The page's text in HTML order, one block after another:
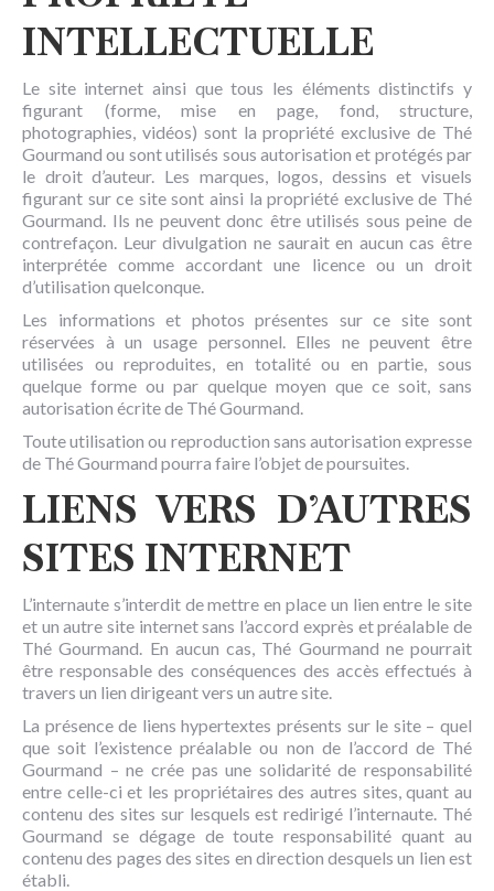
INTELLECTUELLE
Le site internet ainsi que tous les éléments distinctifs y
figurant (forme, mise en page, fond, structure,
photographies, vidéos) sont la propriété exclusive de Thé
Gourmand ou sont utilisés sous autorisation et protégés par
le droit d’auteur. Les marques, logos, dessins et visuels
figurant sur ce site sont ainsi la propriété exclusive de Thé
Gourmand. Ils ne peuvent donc être utilisés sous peine de
contrefaçon. Leur divulgation ne saurait en aucun cas être
interprétée comme accordant une licence ou un droit
d’utilisation quelconque.
Les informations et photos présentes sur ce site sont
réservées à un usage personnel. Elles ne peuvent être
utilisées ou reproduites, en totalité ou en partie, sous
quelque forme ou par quelque moyen que ce soit, sans
autorisation écrite de Thé Gourmand.
Toute utilisation ou reproduction sans autorisation expresse
de Thé Gourmand pourra faire l’objet de poursuites.
LIENS VERS D’AUTRES
SITES INTERNET
L’internaute s’interdit de mettre en place un lien entre le site
et un autre site internet sans l’accord exprès et préalable de
Thé Gourmand. En aucun cas, Thé Gourmand ne pourrait
être responsable des conséquences des accès effectués à
travers un lien dirigeant vers un autre site.
La présence de liens hypertextes présents sur le site – quel
que soit l’existence préalable ou non de l’accord de Thé
Gourmand – ne crée pas une solidarité de responsabilité
entre celle-ci et les propriétaires des autres sites, quant au
contenu des sites sur lesquels est redirigé l’internaute. Thé
Gourmand se dégage de toute responsabilité quant au
contenu des pages des sites en direction desquels un lien est
établi.